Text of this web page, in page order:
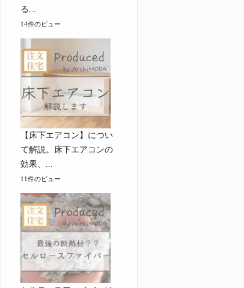
る...
14件のビュー
【床下エアコン】につい
て解説。床下エアコンの
効果、...
11件のビュー